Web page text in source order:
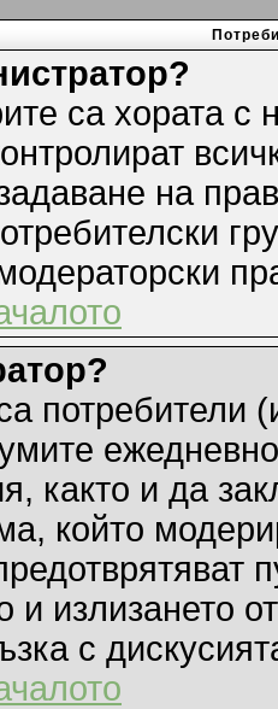
са хората с
на
потребители
както и да
който
и излизането
с